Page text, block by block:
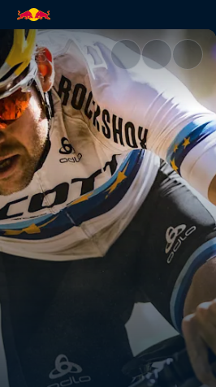
country takım